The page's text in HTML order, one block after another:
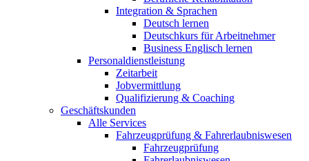
Integration & Sprachen
Deutsch lernen
Deutschkurs für Arbeitnehmer
Business Englisch lernen
Personaldienstleistung
Zeitarbeit
Jobvermittlung
Qualifizierung & Coaching
Geschäftskunden
Alle Services
Fahrzeugprüfung & Fahrerlaubniswesen
Fahrzeugprüfung